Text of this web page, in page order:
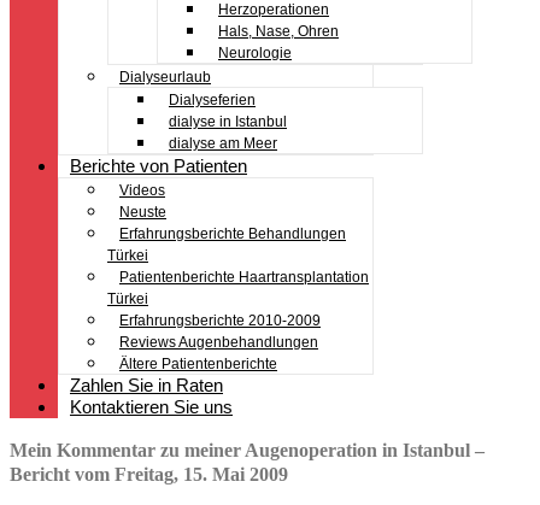
Herzoperationen
Hals, Nase, Ohren
Neurologie
Dialyseurlaub
Dialyseferien
dialyse in Istanbul
dialyse am Meer
Berichte von Patienten
Videos
Neuste
Erfahrungsberichte Behandlungen
Türkei
Patientenberichte Haartransplantation
Türkei
Erfahrungsberichte 2010-2009
Reviews Augenbehandlungen
Ältere Patientenberichte
Zahlen Sie in Raten
Kontaktieren Sie uns
Mein Kommentar zu meiner Augenoperation in Istanbul –
Bericht vom Freitag, 15. Mai 2009